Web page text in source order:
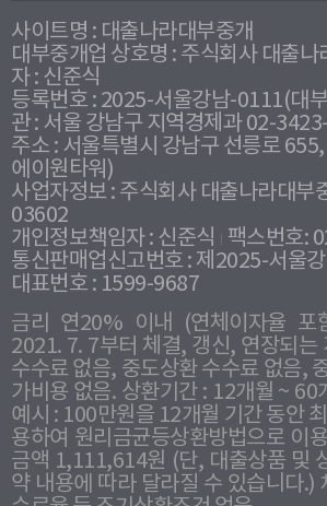
사이트명 : 대출나라대부중개
대부중개업 상호명 : 주식회사 대출나
자 : 신준식
등록번호 : 2025-서울강남-0111(대
관 : 서울 강남구 지역경제과 02-
주소 : 서울특별시 강남구 선릉로
에이원타워)
사업자정보 : 주식회사 대출나라대부
03602
개인정보책임자 : 신준식
팩스번호:
통신판매업신고번호 : 제2025-서울
대표번호 : 1599-9687
금리 연20% 이내 (연체이자율
2021. 7. 7부터 체결, 갱신, 연장되는
수수료 없음, 중도상환 수수료 없음,
가비용 없음. 상환기간 : 12개월 ~ 60
예시 : 100만원을 12개월 기간 동안
용하여 원리금균등상환방법으로 이
금액 1,111,614원 (단, 대출상품 및
약 내용에 따라 달라질 수 있습니다.)